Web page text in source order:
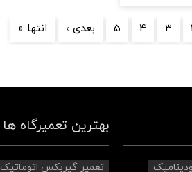
3
4
5 بعدی › انتها »
بهترین تعمیرگاه ها
تعمیر گیربکس اتوماتیک